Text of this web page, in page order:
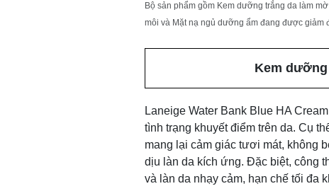
Bộ sản phẩm gồm Kem dưỡng trắng da làm
môi và Mặt nạ ngủ dưỡng ẩm đang được giảm
Kem
Laneige Water Bank Blue HA
tình trạng khuyết điểm trên da. Cụ
mang lại cảm giác tươi mát, không
dịu làn da kích ứng. Đặc biệt, công
và làn da nhạy cảm, hạn chế tối đa